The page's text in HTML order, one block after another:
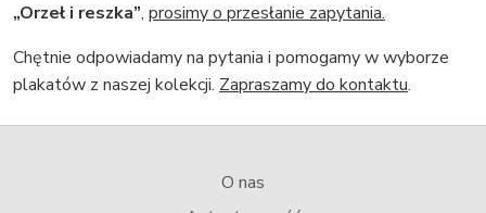
„Orzeł i reszka”, prosimy o przesłanie zapytania.
Chętnie odpowiadamy na pytania i pomogamy w wyborze
plakatów z naszej kolekcji. Zapraszamy do kontaktu.
O nas